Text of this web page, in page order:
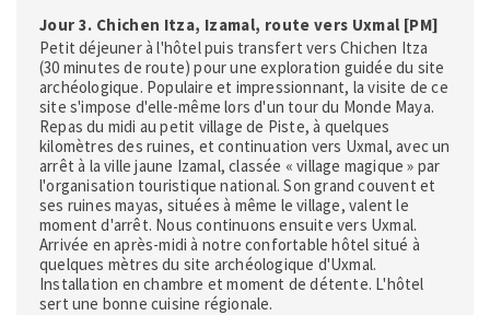
Jour 3. Chichen Itza, Izamal, route vers Uxmal [PM]
Petit déjeuner à l'hôtel puis transfert vers Chichen Itza
(30 minutes de route) pour une exploration guidée du site
archéologique. Populaire et impressionnant, la visite de ce
site s'impose d'elle-même lors d'un tour du Monde Maya.
Repas du midi au petit village de Piste, à quelques
kilomètres des ruines, et continuation vers Uxmal, avec un
arrêt à la ville jaune Izamal, classée « village magique » par
l'organisation touristique national. Son grand couvent et
ses ruines mayas, situées à même le village, valent le
moment d'arrêt. Nous continuons ensuite vers Uxmal.
Arrivée en après-midi à notre confortable hôtel situé à
quelques mètres du site archéologique d'Uxmal.
Installation en chambre et moment de détente. L'hôtel
sert une bonne cuisine régionale.